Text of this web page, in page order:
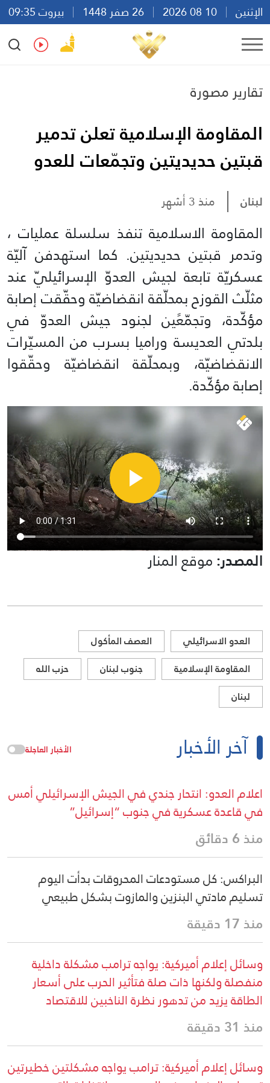
الإثنين
بيروت 09:35
Ar
En Fr Es
تقارير مصورة
المقاومة الإسلامية تعلن تدمير
قبتين حديديتين وتجمّعات للعدو
لبنان منذ 3 أشهر
المقاومة الاسلامية تنفذ سلسلة عمليات ،
وتدمر قبتين حديديتين. كما استهدفن آليّة
عسكريّة تابعة لجيش العدوّ الإسرائيليّ عند
مثلّث القوزح بمحلّقة انقضاضيّة وحقّقت إصابة
مؤكّدة، وتجمّعًين لجنود جيش العدوّ في
بلدتي العديسة وراميا بسرب من المسيّرات
الانقضاضيّة، وبمحلّقة انقضاضيّة وحقّقوا
إصابة مؤكّدة.
المصدر:موقع المنار
العدو الاسرائيلي
العصف المأكول
المقاومة الإسلامية
جنوب لبنان
حزب الله
لبنان
آخر الأخبار الأخبار العاجلة
اعلام العدو: انتحار جندي في الجيش الإسرائيلي أمس
في قاعدة عسكرية في جنوب “إسرائيل”
منذ 6 دقائق
البراكس: كل مستودعات المحروقات بدأت اليوم
تسليم مادتي البنزين والمازوت بشكل طبيعي
منذ 17 دقيقة
وسائل إعلام أميركية: يواجه ترامب مشكلة داخلية
منفصلة ولكنها ذات صلة فتأثير الحرب على أسعار
الطاقة يزيد من تدهور نظرة الناخبين للاقتصاد
منذ 31 دقيقة
وسائل إعلام أميركية: ترامب يواجه مشكلتين خطيرتين